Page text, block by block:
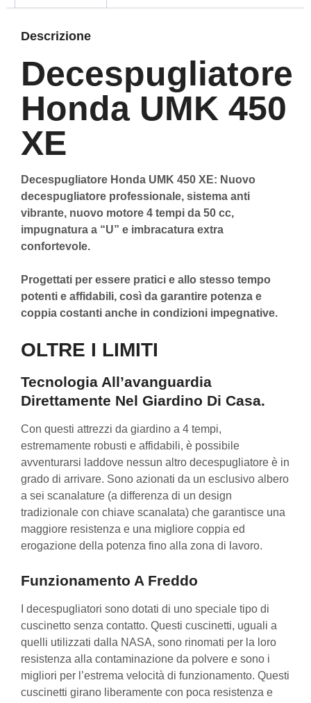
Descrizione
Decespugliatore
Honda UMK 450
XE
Decespugliatore Honda UMK 450 XE: Nuovo
decespugliatore professionale, sistema anti
vibrante, nuovo motore 4 tempi da 50 cc,
impugnatura a “U” e imbracatura extra
confortevole.
Progettati per essere pratici e allo stesso tempo
potenti e affidabili, così da garantire potenza e
coppia costanti anche in condizioni impegnative.
OLTRE I LIMITI
Tecnologia All’avanguardia
Direttamente Nel Giardino Di Casa.
Con questi attrezzi da giardino a 4 tempi,
estremamente robusti e affidabili, è possibile
avventurarsi laddove nessun altro decespugliatore è in
grado di arrivare. Sono azionati da un esclusivo albero
a sei scanalature (a differenza di un design
tradizionale con chiave scanalata) che garantisce una
maggiore resistenza e una migliore coppia ed
erogazione della potenza fino alla zona di lavoro.
Funzionamento A Freddo
I decespugliatori sono dotati di uno speciale tipo di
cuscinetto senza contatto. Questi cuscinetti, uguali a
quelli utilizzati dalla NASA, sono rinomati per la loro
resistenza alla contaminazione da polvere e sono i
migliori per l’estrema velocità di funzionamento. Questi
cuscinetti girano liberamente con poca resistenza e